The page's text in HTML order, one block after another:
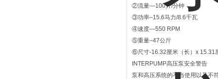
②流量—100升/分钟
③功率–15.6马力/8.6千瓦
④速度—550 RPM
⑤重量–47公斤
⑥尺寸-16.32厘米（长）x 15.31
INTERPUMP高压泵安全警告
泵和高压系统的不当使用以及不